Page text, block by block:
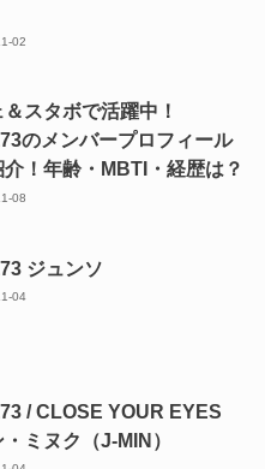
02
スタボで活躍中！
のメンバープロフィール
介！年齢・MBTI・経歴は？
08
ジュンソ
04
/ CLOSE YOUR EYES
ミヌク（J-MIN）